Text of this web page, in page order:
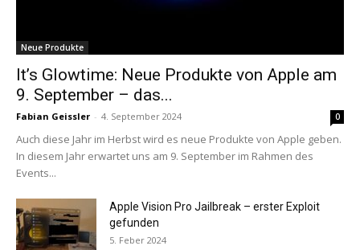
Neue Produkte
It’s Glowtime: Neue Produkte von Apple am
9. September – das...
Fabian Geissler - 4. September 2024 0
Auch diese Jahr im Herbst wird es neue Produkte von Apple geben.
In diesem Jahr erwartet uns am 9. September im Rahmen des
Events...
Apple Vision Pro Jailbreak – erster Exploit
gefunden
5. Feber 2024